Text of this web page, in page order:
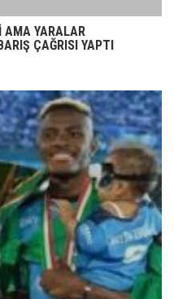
AMA YARALAR
ÇAĞRISI YAPTI